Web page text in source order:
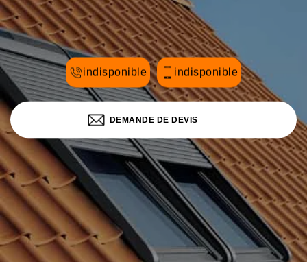
indisponible indisponible
DEMANDE DE DEVIS